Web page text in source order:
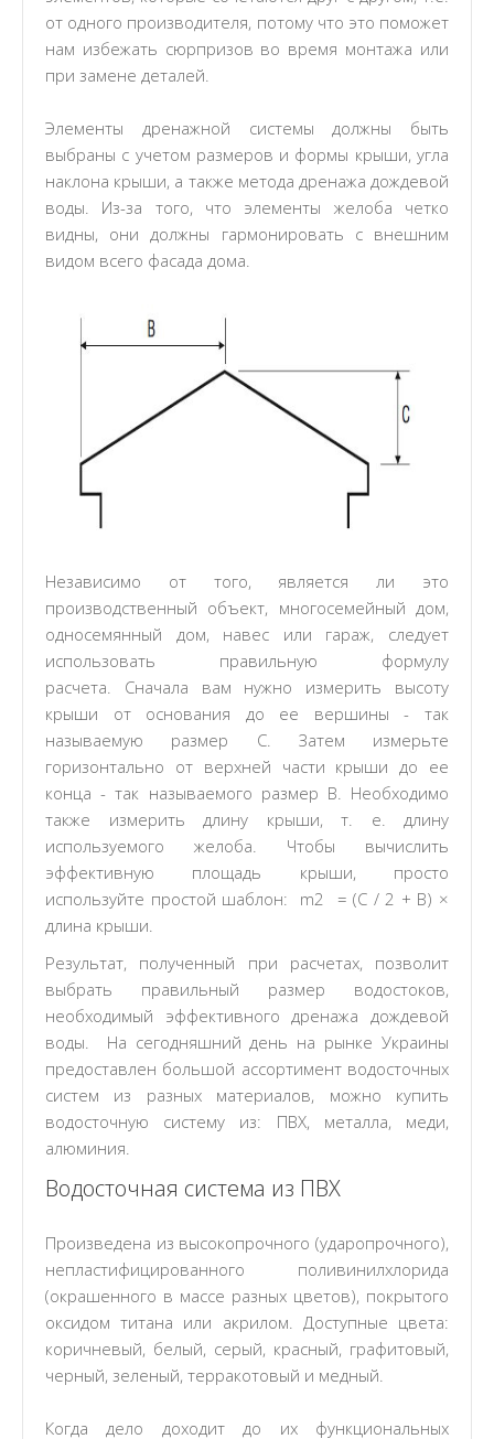
от одного производителя, потому что это поможет
нам избежать сюрпризов во время монтажа или
при замене деталей.
Элементы дренажной системы должны быть
выбраны с учетом размеров и формы крыши, угла
наклона крыши, а также метода дренажа дождевой
воды. Из-за того, что элементы желоба четко
видны, они должны гармонировать с внешним
видом всего фасада дома.
Независимо от того, является ли это
производственный объект, многосемейный дом,
односемянный дом, навес или гараж, следует
использовать правильную формулу
расчета. Сначала вам нужно измерить высоту
крыши от основания до ее вершины - так
называемую размер C. Затем измерьте
горизонтально от верхней части крыши до ее
конца - так называемого размер B. Необходимо
также измерить длину крыши, т. е. длину
используемого желоба. Чтобы вычислить
эффективную площадь крыши, просто
используйте простой шаблон: m2 = (C / 2 + B) ×
длина крыши.
Результат, полученный при расчетах, позволит
выбрать правильный размер водостоков,
необходимый эффективного дренажа дождевой
воды. На сегодняшний день на рынке Украины
предоставлен большой ассортимент водосточных
систем из разных материалов, можно купить
водосточную систему из: ПВХ, металла, меди,
алюминия.
Водосточная система из ПВХ
Произведена из высокопрочного (ударопрочного),
непластифицированного поливинилхлорида
(окрашенного в массе разных цветов), покрытого
оксидом титана или акрилом. Доступные цвета:
коричневый, белый, серый, красный, графитовый,
черный, зеленый, терракотовый и медный.
Когда дело доходит до их функциональных